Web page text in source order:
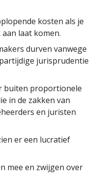
kosten als je
laat komen.
durven vanwege
jurisprudentie
buiten proportionele
in de zakken van
en juristen
er een lucratief
mee en zwijgen over